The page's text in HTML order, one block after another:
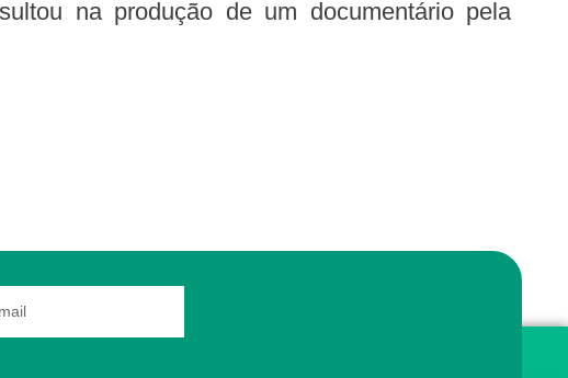
na produção de um documentário pela